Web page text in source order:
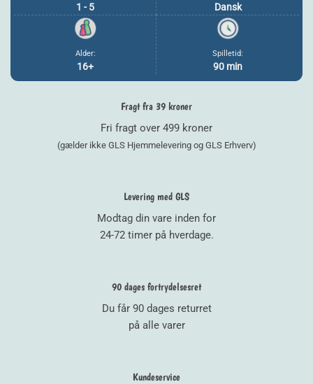
1 - 5 Dansk
Alder:
16+
Spilletid:
90 min
Fragt fra 39 kroner
Fri fragt over 499 kroner
(gælder ikke GLS Hjemmelevering og GLS Erhverv)
Levering med GLS
Modtag din vare inden for
24-72 timer på hverdage.
90 dages fortrydelsesret
Du får 90 dages returret
på alle varer
Kundeservice